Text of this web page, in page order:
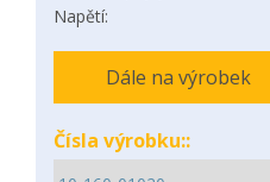
Napětí:
Dále na výrobek
Čísla výrobku::